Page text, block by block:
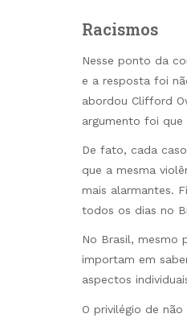
Racismos
Nesse ponto da
e a resposta foi
abordou Clifford
argumento foi que
De fato, cada
que a mesma
mais alarmantes.
todos os dias no
No Brasil, mesmo
importam em
aspectos
O privilégio de